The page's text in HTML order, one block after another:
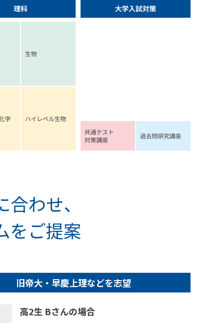
わせ、
をご提案
旧帝大・早慶上理などを志望
高2生 Bさんの場合